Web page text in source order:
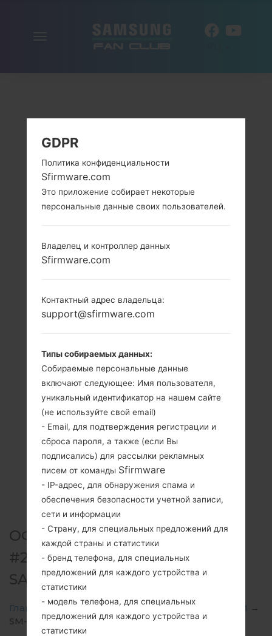
ОФИЦИАЛЬНАЯ ПРОШИВКА
#29825 ДЛЯ SM-G532M -
SAMSUNGGALAXY J2 PRIME
Главная →Galaxy J2 Prime →SamsungSM-G532M →
SM-G532M_1_20180307172527_1182ulf4cl_fac.zip
GDPR
Политика конфиденциальности
Sfirmware.com
Это приложение собирает некоторые
персональные данные своих пользователей.
Владелец и контроллер данных
Sfirmware.com
Контактный адрес владельца:
support@sfirmware.com
Типы собираемых данных:
Собираемые персональные данные
включают следующее: Имя пользователя,
уникальный идентификатор на нашем сайте
(не используйте свой email)
- Email, для подтверждения регистрации и
сброса пароля, а также (если Вы
подписались) для рассылки рекламных
писем от команды Sfirmware
- IP-адрес, для обнаружения спама и
обеспечения безопасности учетной записи,
сети и информации
- Страну, для специальных предложений для
каждой страны и статистики
- бренд телефона, для специальных
предложений для каждого устройства и
статистики
- модель телефона, для специальных
предложений для каждого устройства и
статистики